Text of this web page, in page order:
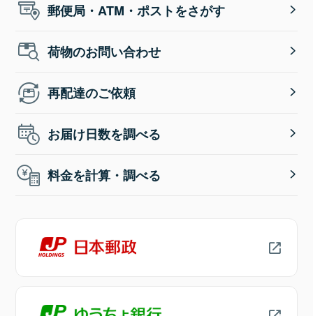
郵便局・ATM・ポストをさがす
荷物のお問い合わせ
再配達のご依頼
お届け日数を調べる
料金を計算・調べる